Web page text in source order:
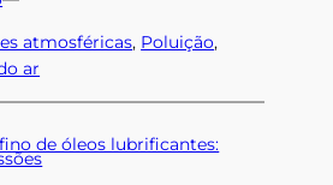
atmosféricas, Poluição
ar
de óleos lubrificantes: